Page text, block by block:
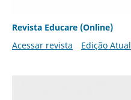
Revista Educare (Online)
Acessar revista
Edição Atual